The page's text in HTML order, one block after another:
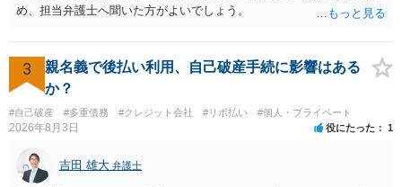
め、担当弁護士へ聞いた方がよいでしょう。
3
親名義で後払い利用、自己破産手続に影響はある
か？
#自己破産 #多重債務 #クレジット会社 #リボ払い #個人・プライベート
2026年8月3日 役にたった 1
吉田 雄大 弁護士